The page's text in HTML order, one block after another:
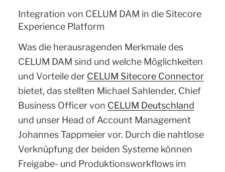
Integration von CELUM DAM in die Sitecore
Experience Platform
Was die herausragenden Merkmale des
CELUM DAM sind und welche Möglichkeiten
und Vorteile der CELUM Sitecore Connector
bietet, das stellten Michael Sahlender, Chief
Business Officer von CELUM Deutschland
und unser Head of Account Management
Johannes Tappmeier vor. Durch die nahtlose
Verknüpfung der beiden Systeme können
Freigabe- und Produktionsworkflows im